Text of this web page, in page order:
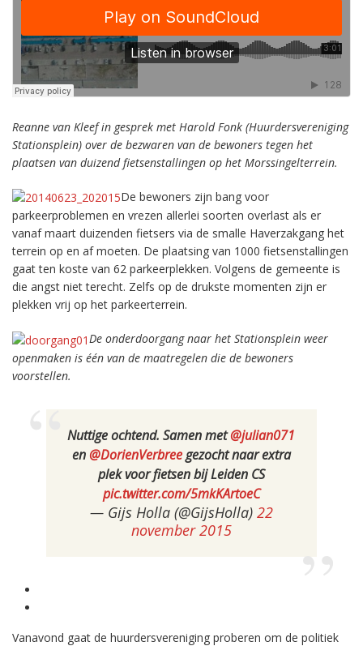
Reanne van Kleef in gesprek met Harold Fonk (Huurdersvereniging
Stationsplein) over de bezwaren van de bewoners tegen het
plaatsen van duizend fietsenstallingen op het Morssingelterrein.
De bewoners zijn bang voor
parkeerproblemen en vrezen allerlei soorten overlast als er
vanaf maart duizenden fietsers via de smalle Haverzakgang het
terrein op en af moeten. De plaatsing van 1000 fietsenstallingen
gaat ten koste van 62 parkeerplekken. Volgens de gemeente is
die angst niet terecht. Zelfs op de drukste momenten zijn er
plekken vrij op het parkeerterrein.
De onderdoorgang naar het Stationsplein weer
openmaken is één van de maatregelen die de bewoners
voorstellen.
Nuttige ochtend. Samen met@julian071
en@DorienVerbreegezocht naar extra
plek voor fietsen bij Leiden CS
pic.twitter.com/5mkKArtoeC
— Gijs Holla (@GijsHolla) 22
november 2015
Vanavond gaat de huurdersvereniging proberen om de politiek